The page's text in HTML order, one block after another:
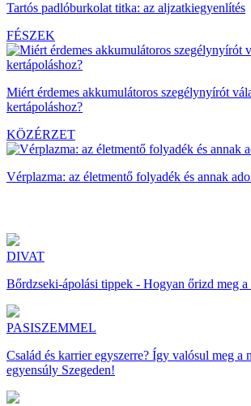
Tartós padlóburkolat titka: az aljzatkiegyenlítés
FÉSZEK
Miért érdemes akkumulátoros szegélynyírót
kertápoláshoz?
KÖZÉRZET
Vérplazma: az életmentő folyadék és annak
DIVAT
Bőrdzseki-ápolási tippek - Hogyan őrizd meg a
PASISZEMMEL
Család és karrier egyszerre? Így valósul meg a
egyensúly Szegeden!